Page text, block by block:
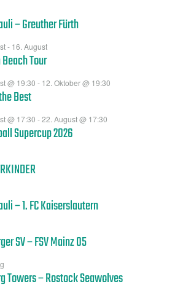
– Greuther Fürth
- 16. August
Tour
@ 19:30 - 12. Oktober @ 19:30
Best
@ 17:30 -22. August @ 17:30
Supercup 2026
– 1. FC Kaiserslautern
SV – FSV Mainz 05
Towers – Rostock Seawolves